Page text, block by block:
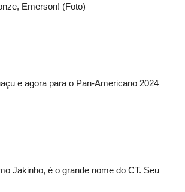
Emerson! (Foto)
e agora para o Pan-Americano 2024
Jakinho, é o grande nome do CT. Seu